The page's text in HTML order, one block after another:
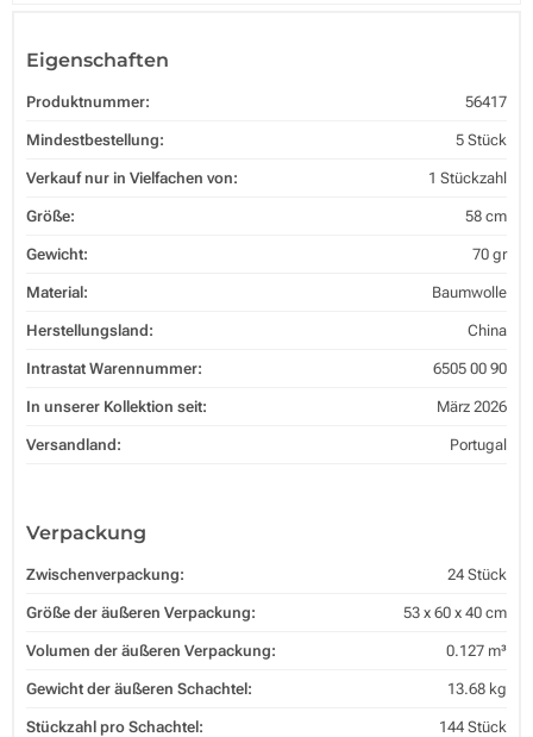
Eigenschaften
Produktnummer: 56417
Mindestbestellung: 5 Stück
Verkauf nur in Vielfachen von: 1 Stückzahl
Größe: 58 cm
Gewicht: 70 gr
Material: Baumwolle
Herstellungsland: China
Intrastat Warennummer: 6505 00 90
In unserer Kollektion seit: März 2026
Versandland: Portugal
Verpackung
Zwischenverpackung: 24 Stück
Größe der äußeren Verpackung: 53 x 60 x 40 cm
Volumen der äußeren Verpackung: 0.127 m³
Gewicht der äußeren Schachtel: 13.68 kg
Stückzahl pro Schachtel: 144 Stück